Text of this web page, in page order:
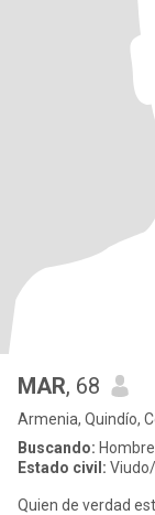
MAR, 68
Armenia, Quindío,
Buscando:
Estado civil:
Quien de verdad